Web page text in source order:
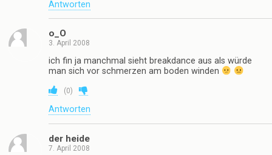
Antworten
o_O
3. April 2008
ich fin ja manchmal sieht breakdance aus als würde
man sich vor schmerzen am boden winden
(0)
Antworten
der heide
7. April 2008